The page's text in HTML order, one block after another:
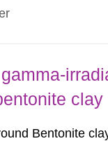
clay
Bentonite